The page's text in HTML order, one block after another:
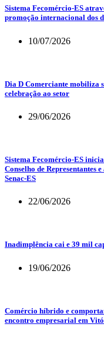
Sistema Fecomércio-ES
promoção internacional dos
10/07/2026
Dia D Comerciante mobiliza
celebração ao setor
29/06/2026
Sistema Fecomércio-ES
Conselho de Representantes
Senac-ES
22/06/2026
Inadimplência cai e 39 mil
19/06/2026
Comércio híbrido e
encontro empresarial em